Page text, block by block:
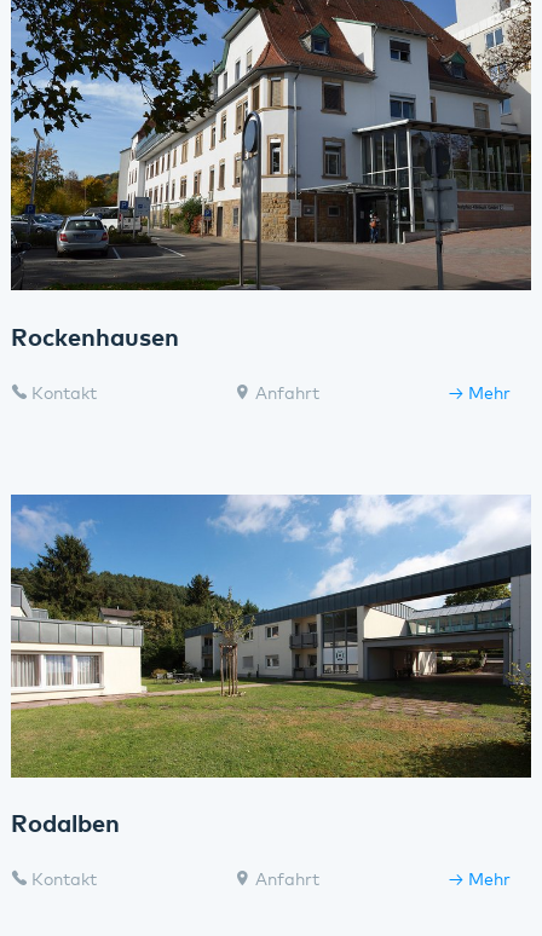
Rockenhausen
Kontakt Anfahrt Mehr
Rodalben
Kontakt Anfahrt Mehr